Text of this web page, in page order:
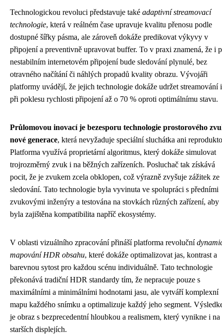
Technologickou revoluci představuje také adaptivní streamovací
technologie, která v reálném čase upravuje kvalitu přenosu podle
dostupné šířky pásma, ale zároveň dokáže predikovat výkyvy v
připojení a preventivně upravovat buffer. To v praxi znamená, že i
nestabilním internetovém připojení bude sledování plynulé, bez
otravného načítání či náhlých propadů kvality obrazu. Vývojáři
platformy uvádějí, že jejich technologie dokáže udržet streamování i
při poklesu rychlosti připojení až o 70 % oproti optimálnímu stavu.
Průlomovou inovací je bezesporu technologie prostorového
nové generace, která nevyžaduje speciální sluchátka ani
Platforma využívá proprietární algoritmus, který dokáže simulovat
trojrozměrný zvuk i na běžných zařízeních. Posluchač tak získává
pocit, že je zvukem zcela obklopen, což výrazně zvyšuje zážitek ze
sledování. Tato technologie byla vyvinuta ve spolupráci s předními
zvukovými inženýry a testována na stovkách různých zařízení, aby
byla zajištěna kompatibilita napříč ekosystémy.
V oblasti vizuálního zpracování přináší platforma revoluční
mapování HDR obsahu, které dokáže optimalizovat jas, kontrast a
barevnou sytost pro každou scénu individuálně. Tato technologie
překonává tradiční HDR standardy tím, že nepracuje pouze s
maximálními a minimálními hodnotami jasu, ale vytváří komplexní
mapu každého snímku a optimalizuje každý jeho segment.
je obraz s bezprecedentní hloubkou a realismem, který vynikne i na
starších displejích.